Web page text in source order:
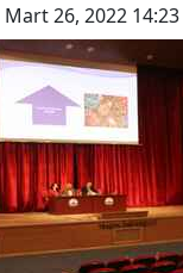
Mart 26, 2022 14:23